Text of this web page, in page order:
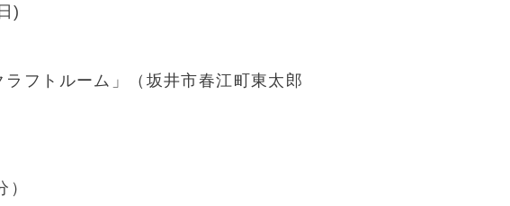
)
フトルーム」（坂井市春江町東太郎